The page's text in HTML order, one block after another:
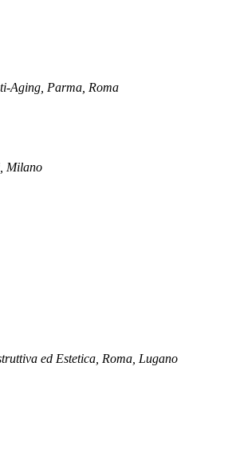
Aging, Parma, Roma
Milano
ed Estetica, Roma, Lugano